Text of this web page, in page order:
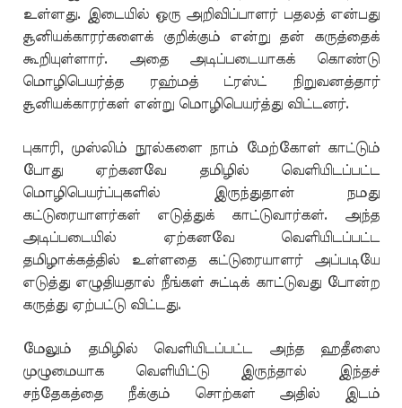
உள்ளது. இடையில் ஒரு அறிவிப்பாளர் பதலத் என்பது
சூனியக்காரர்களைக் குறிக்கும் என்று தன் கருத்தைக்
கூறியுள்ளார். அதை அடிப்படையாகக் கொண்டு
மொழிபெயர்த்த ரஹ்மத் ட்ரஸ்ட் நிறுவனத்தார்
சூனியக்காரர்கள் என்று மொழிபெயர்த்து விட்டனர்.
புகாரி, முஸ்லிம் நூல்களை நாம் மேற்கோள் காட்டும்
போது ஏற்கனவே தமிழில் வெளியிடப்பட்ட
மொழிபெயர்ப்புகளில் இருந்துதான் நமது
கட்டுரையாளர்கள் எடுத்துக் காட்டுவார்கள். அந்த
அடிப்படையில் ஏற்கனவே வெளியிடப்பட்ட
தமிழாக்கத்தில் உள்ளதை கட்டுரையாளர் அப்படியே
எடுத்து எழுதியதால் நீங்கள் சுட்டிக் காட்டுவது போன்ற
கருத்து ஏற்பட்டு விட்டது.
மேலும் தமிழில் வெளியிடப்பட்ட அந்த ஹதீஸை
முழுமையாக வெளியிட்டு இருந்தால் இந்தச்
சந்தேகத்தை நீக்கும் சொற்கள் அதில் இடம்